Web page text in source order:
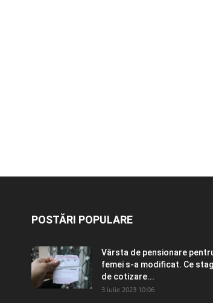
POSTĂRI POPULARE
Vârsta de pensionare
femei s-a modificat. Ce
de cotizare...
3 iulie 2023 10:06